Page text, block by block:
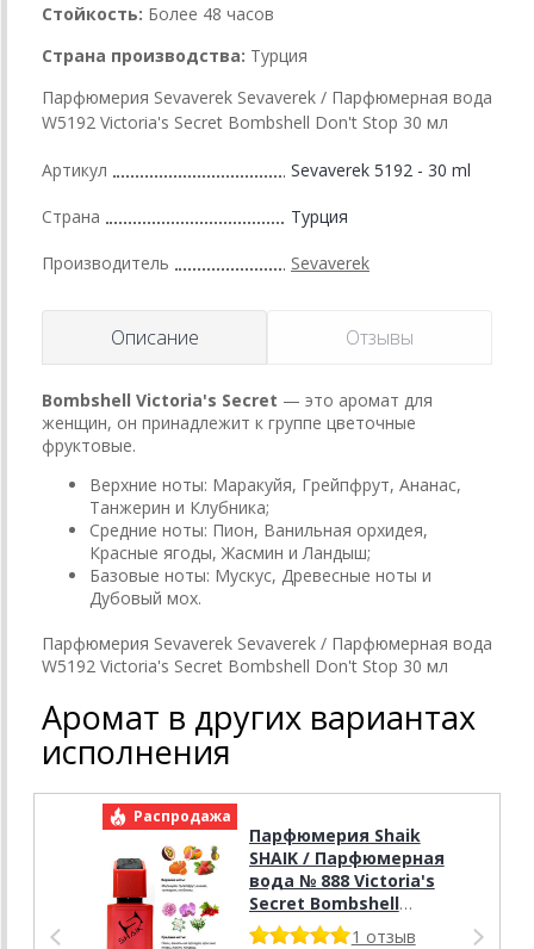
Стойкость: Более 48 часов
Страна производства: Турция
Парфюмерия Sevaverek Sevaverek / Парфюмерная вода
W5192 Victoria's Secret Bombshell Don't Stop 30 мл
Артикул Sevaverek 5192 - 30 ml
Страна Турция
Производитель Sevaverek
Описание Отзывы
Bombshell Victoria's Secret — это аромат для
женщин, он принадлежит к группе цветочные
фруктовые.
Верхние ноты: Маракуйя, Грейпфрут, Ананас,
Танжерин и Клубника;
Средние ноты: Пион, Ванильная орхидея,
Красные ягоды, Жасмин и Ландыш;
Базовые ноты: Мускус, Древесные ноты и
Дубовый мох.
Парфюмерия Sevaverek Sevaverek / Парфюмерная вода
W5192 Victoria's Secret Bombshell Don't Stop 30 мл
Аромат в других вариантах
исполнения
Распродажа
Парфюмерия Shaik
SHAIK / Парфюмерная
вода № 888 Victoria's
Secret Bombshell
Don't Stop 50 мл1 отзыв